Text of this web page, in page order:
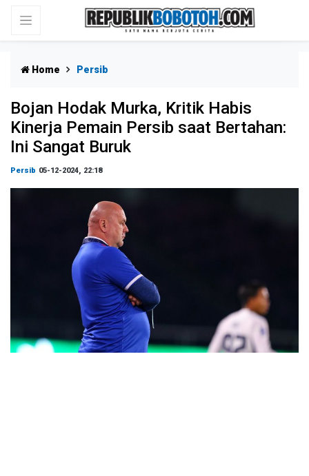
Home Persib
Bojan Hodak Murka, Kritik Habis
Kinerja Pemain Persib saat Bertahan:
Ini Sangat Buruk
Persib 05-12-2024, 22:18